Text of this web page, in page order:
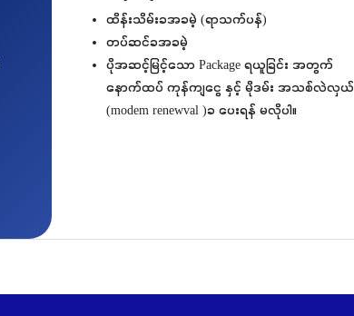
ထိန်းသိမ်းခအခမဲ့ (ရာသက်ပန်)
တပ်ဆင်ခအခမဲ့
ပိုအဆင့်မြင့်သော Package ရယူခြင်း အတွက်
နောက်ထပ် ကုန်ကျငွေ နှင့် မိုဒမ်း အသစ်လဲလှယ်
(modem renewval )ခ ပေးရန် မလိုပါ။